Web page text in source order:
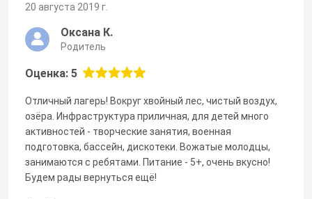
20 августа 2019 г.
Оксана К.
Родитель
Оценка: 5
Отличный лагерь! Вокруг хвойный лес, чистый воздух,
озёра. Инфраструктура приличная, для детей много
активностей - творческие занятия, военная
подготовка, бассейн, дискотеки. Вожатые молодцы,
занимаются с ребятами. Питание - 5+, очень вкусно!
Будем рады вернуться ещё!